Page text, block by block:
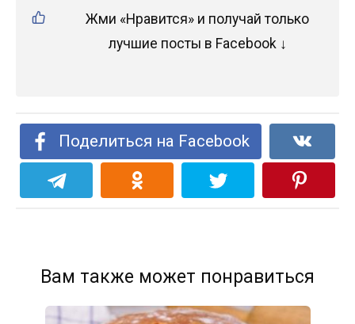
Жми «Нравится» и получай только
лучшие посты в Facebook ↓
Поделиться на Facebook
Вам также может понравиться